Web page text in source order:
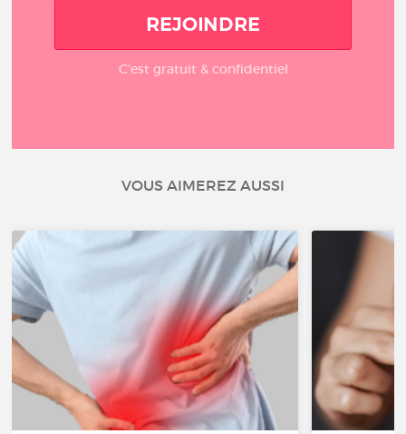
REJOINDRE
C'est gratuit & confidentiel
VOUS AIMEREZ AUSSI